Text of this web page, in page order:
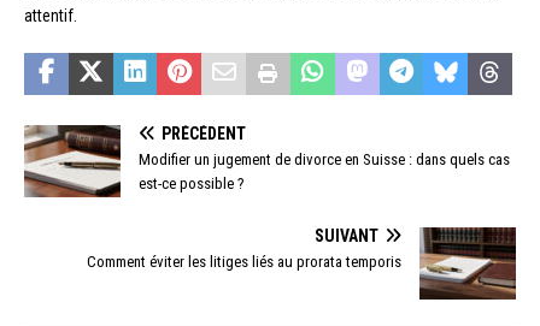
attentif.
PRÉCÉDENT
Modifier un jugement de divorce en Suisse : dans quels cas
est-ce possible ?
SUIVANT
Comment éviter les litiges liés au prorata temporis